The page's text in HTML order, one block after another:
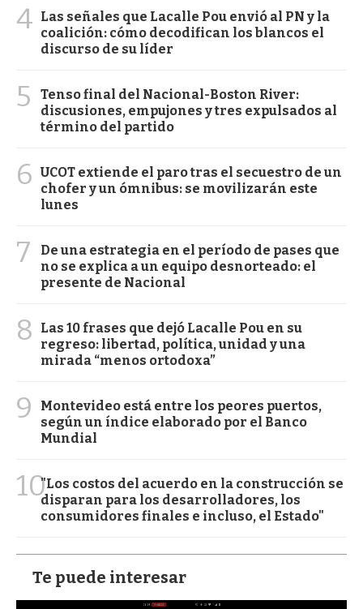
4 Las señales que Lacalle Pou envió al PN y la
coalición: cómo decodifican los blancos el
discurso de su líder
5
Tenso final del Nacional-Boston River:
discusiones, empujones y tres expulsados al
término del partido
6 UCOT extiende el paro tras el secuestro de un
chofer y un ómnibus: se movilizarán este
lunes
7
De una estrategia en el período de pases que
no se explica a un equipo desnorteado: el
presente de Nacional
8
Las 10 frases que dejó Lacalle Pou en su
regreso: libertad, política, unidad y una
mirada “menos ortodoxa”
9
Montevideo está entre los peores puertos,
según un índice elaborado por el Banco
Mundial
10"Los costos del acuerdo en la construcción se
disparan para los desarrolladores, los
consumidores finales e incluso, el Estado"
Te puede interesar